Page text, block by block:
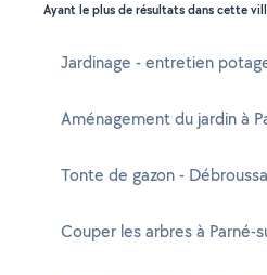
Ayant le plus de résultats dans cette
Jardinage - entretien
Aménagement du jardin à
Tonte de gazon -
Couper les arbres à Parné-